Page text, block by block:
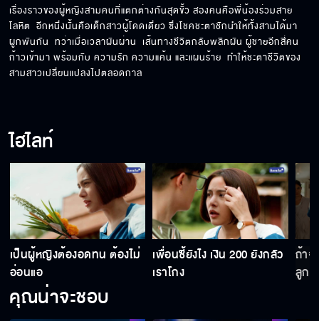
เรื่องราวของผู้หญิงสามคนที่แตกต่างกันสุดขั้ว สองคนคือพี่น้องร่วมสาย
โลหิต  อีกหนึ่งนั้นคือเด็กสาวผู้โดดเดี่ยว ซึ่งโชคชะตาชักนำให้ทั้งสามได้มา
ผูกพันกัน  ทว่าเมื่อเวลาผันผ่าน  เส้นทางชีวิตกลับพลิกผัน ผู้ชายอีกสี่คน
ก้าวเข้ามา พร้อมกับ ความรัก ความแค้น และแผนร้าย  ทำให้ชะตาชีวิตของ
สามสาวเปลี่ยนแปลงไปตลอดกาล
ไฮไลท์
เป็นผู้หญิงต้องอดทน ต้องไม่
อ่อนแอ
เพื่อนซี้ยังไง เงิน 200 ยังกลัว
เราโกง
ถ้าจ
ลูก
คุณน่าจะชอบ